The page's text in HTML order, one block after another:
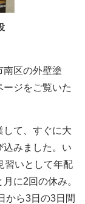
南区の外壁塗
ジをご覧いた
して、すぐに大
込みました。い
習いとして年配
に2回の休み。
から3日の3日間